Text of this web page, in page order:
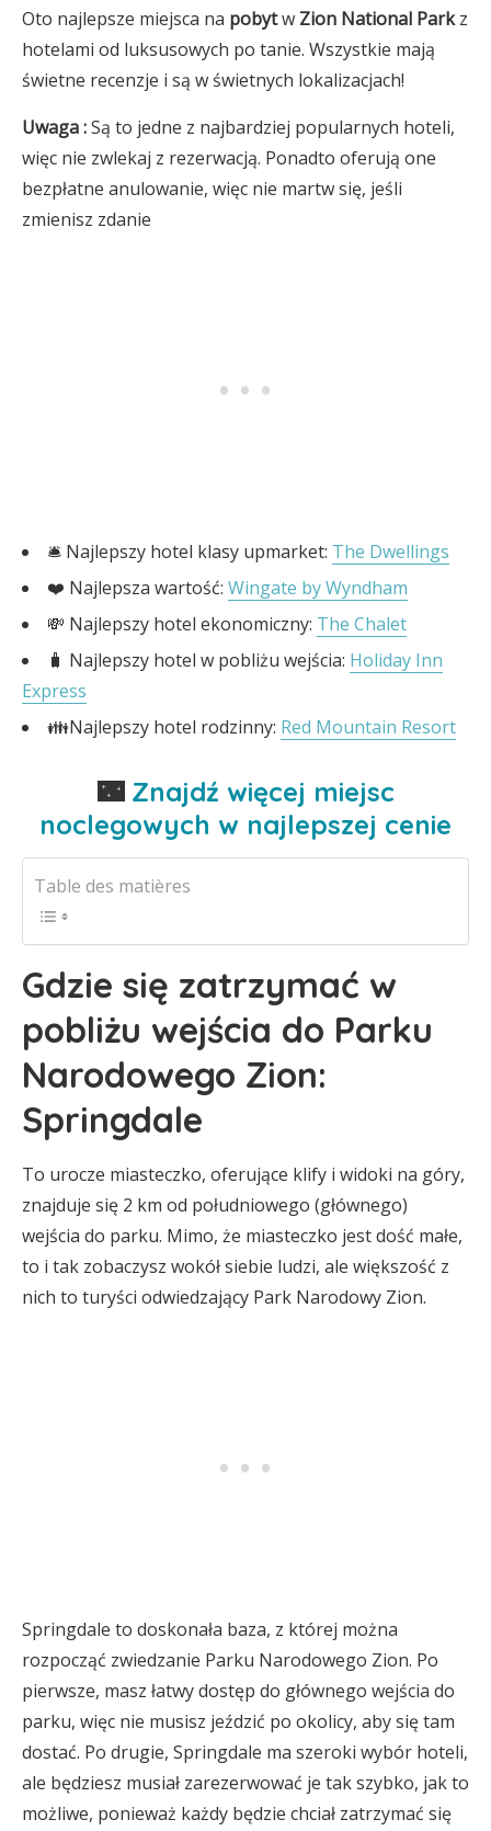
Oto najlepsze miejsca na pobytw Zion National Parkz
hotelami od luksusowych po tanie. Wszystkie mają
świetne recenzje i są w świetnych lokalizacjach!
Uwaga:Są to jedne z najbardziej popularnych hoteli,
więc nie zwlekaj z rezerwacją. Ponadto oferują one
bezpłatne anulowanie, więc nie martw się, jeśli
zmienisz zdanie
🛎️ Najlepszy hotel klasy upmarket: The Dwellings
❤️ Najlepsza wartość: Wingate by Wyndham
💸 Najlepszy hotel ekonomiczny: The Chalet
🧳 Najlepszy hotel w pobliżu wejścia: Holiday Inn
Express
👪Najlepszy hotel rodzinny: Red Mountain Resort
🌃 Znajdź więcej miejsc
noclegowych w najlepszej cenie
Table des matières
Gdzie się zatrzymać w
pobliżu wejścia do Parku
Narodowego Zion:
Springdale
To urocze miasteczko, oferujące klify i widoki na góry,
znajduje się 2 km od południowego (głównego)
wejścia do parku. Mimo, że miasteczko jest dość małe,
to i tak zobaczysz wokół siebie ludzi, ale większość z
nich to turyści odwiedzający Park Narodowy Zion.
Springdale to doskonała baza, z której można
rozpocząć zwiedzanie Parku Narodowego Zion. Po
pierwsze, masz łatwy dostęp do głównego wejścia do
parku, więc nie musisz jeździć po okolicy, aby się tam
dostać. Po drugie, Springdale ma szeroki wybór hoteli,
ale będziesz musiał zarezerwować je tak szybko, jak to
możliwe, ponieważ każdy będzie chciał zatrzymać się